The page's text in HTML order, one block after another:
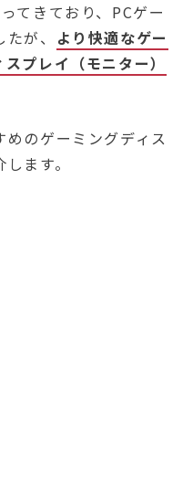
てきており、PCゲー
が、 より快適なゲー
プレイ（モニター）
のゲーミングディス
ます。